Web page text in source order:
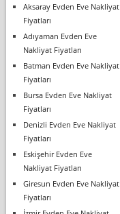
Aksaray Evden Eve Nakliyat
Fiyatları
Adıyaman Evden Eve
Nakliyat Fiyatları
Batman Evden Eve Nakliyat
Fiyatları
Bursa Evden Eve Nakliyat
Fiyatları
Denizli Evden Eve Nakliyat
Fiyatları
Eskişehir Evden Eve
Nakliyat Fiyatları
Giresun Evden Eve Nakliyat
Fiyatları